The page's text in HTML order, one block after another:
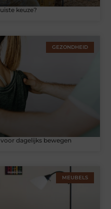
keuze?
GEZONDHEID
dagelijks bewegen
MEUBELS